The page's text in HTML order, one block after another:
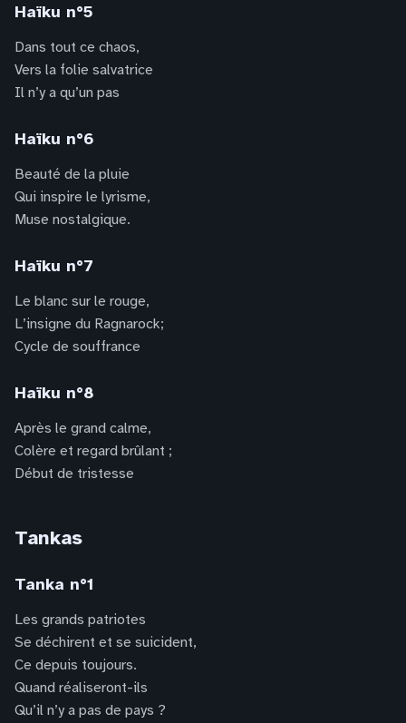
Haïku n°5
Dans tout ce chaos,
Vers la folie salvatrice
Il n’y a qu’un pas
Haïku n°6
Beauté de la pluie
Qui inspire le lyrisme,
Muse nostalgique.
Haïku n°7
Le blanc sur le rouge,
L’insigne du Ragnarock;
Cycle de souffrance
Haïku n°8
Après le grand calme,
Colère et regard brûlant ;
Début de tristesse
Tankas
Tanka n°1
Les grands patriotes
Se déchirent et se suicident,
Ce depuis toujours.
Quand réaliseront-ils
Qu’il n’y a pas de pays ?